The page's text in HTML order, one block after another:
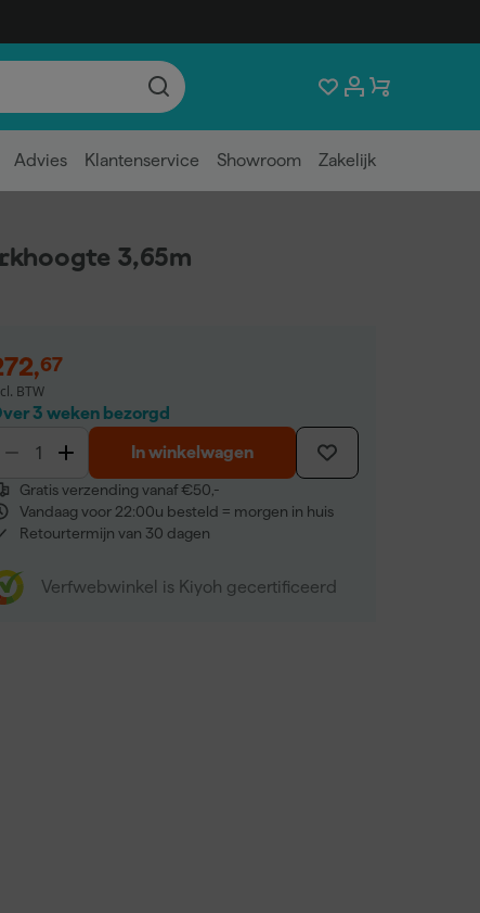
Advies Klantenservice Showroom Zakelijk
3,65m
,67
BTW
3 weken bezorgd
In winkelwagen
Gratis verzending vanaf €50,-
Vandaag voor 22:00u besteld = morgen in huis
Retourtermijn van 30 dagen
Verfwebwinkel is Kiyoh gecertificeerd